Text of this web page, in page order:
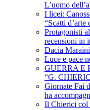
L’uomo
I licei:
“Scatti
Protagonisti
recensioni in
Dacia
Luce e pace
GUERRA E
“G.
Giornate Fai
ha
Il Chierici col